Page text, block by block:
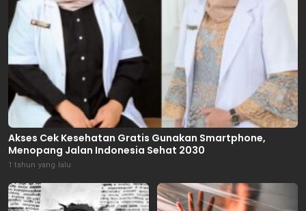
Akses Cek Kesehatan Gratis Gunakan Smartphone,
Menopang Jalan Indonesia Sehat 2030
1 tahun yang lalu